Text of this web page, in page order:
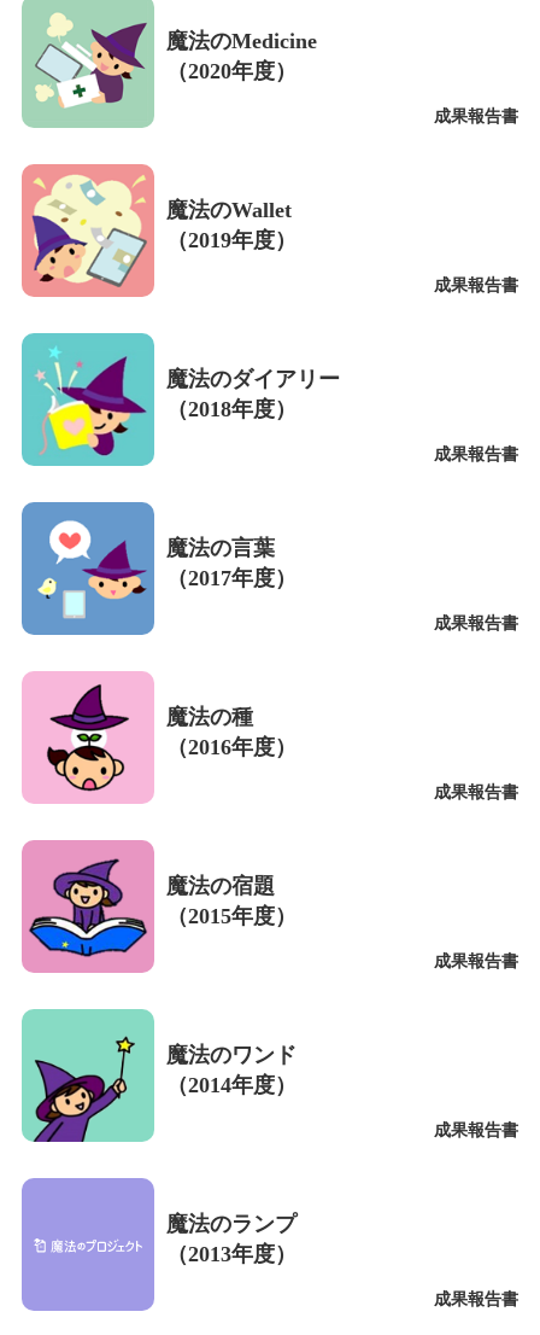
魔法のMedicine
（2020年度）
成果報告書
魔法のWallet
（2019年度）
成果報告書
魔法のダイアリー
（2018年度）
成果報告書
魔法の言葉
（2017年度）
成果報告書
魔法の種
（2016年度）
成果報告書
魔法の宿題
（2015年度）
成果報告書
魔法のワンド
（2014年度）
成果報告書
魔法のランプ
（2013年度）
成果報告書